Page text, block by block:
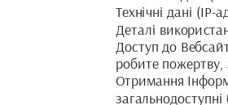
Технічні дані
Деталі
Доступ до
робите пожертву,
Отримання